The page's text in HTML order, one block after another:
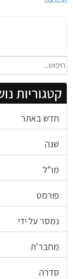
טקסט חופשי...
קטגוריות
חדש באתר
שנה
מו"ל
פורמט
נמסר על ידי
מחבר'ת
סדרה